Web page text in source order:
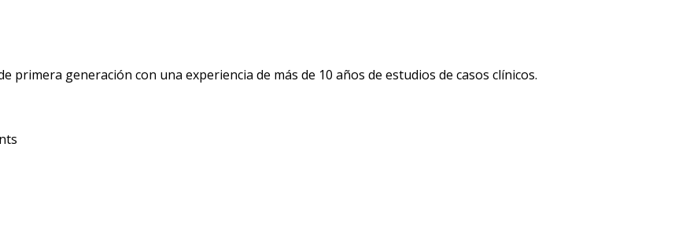
primera generación con una experiencia de más de 10 años de estudios de casos clínicos.